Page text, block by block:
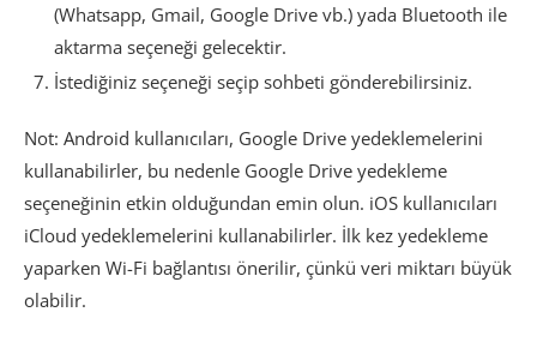
(Whatsapp, Gmail, Google Drive vb.) yada Bluetooth ile
aktarma seçeneği gelecektir.
İstediğiniz seçeneği seçip sohbeti gönderebilirsiniz.
Not: Android kullanıcıları, Google Drive yedeklemelerini
kullanabilirler, bu nedenle Google Drive yedekleme
seçeneğinin etkin olduğundan emin olun. iOS kullanıcıları
iCloud yedeklemelerini kullanabilirler. İlk kez yedekleme
yaparken Wi-Fi bağlantısı önerilir, çünkü veri miktarı büyük
olabilir.